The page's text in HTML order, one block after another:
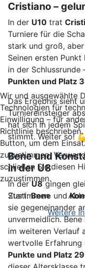
Cristiano –
In der U10 trat
Turniere für die
stark und groß,
Seinen ersten
in der Schlussrunde
Punkten und Platz
Das Ergebnis sieht
Turniereinsteiger
hat sich in jedem
stimmt. Weiter so!
Bene und
in der U8
In derU8gingen
Start:Bene und
sie gegeneinander
unvermeidlich.
im weiteren Verlauf
wertvolle Erfahrung
Punkte und Platz 29
Wir und ausgewählte
Technologien für
Einwilligung – für
Richtlinie
Button, um dem
zuzustimmen.
schließen Sie diesen
zuzustimmen.
Zustimmen
Weitere